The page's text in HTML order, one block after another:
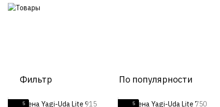
Фильтр По популярности
5 5